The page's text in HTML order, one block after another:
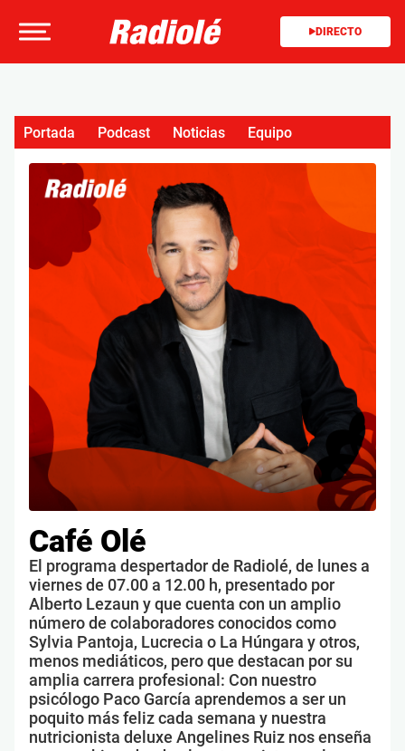
DIRECTO
Café Olé
El programa despertador de Radiolé, de lunes a
viernes de 07.00 a 12.00 h, presentado por
Alberto Lezaun y que cuenta con un amplio
número de colaboradores conocidos como
Sylvia Pantoja, Lucrecia o La Húngara y otros,
menos mediáticos, pero que destacan por su
amplia carrera profesional: Con nuestro
psicólogo Paco García aprendemos a ser un
poquito más feliz cada semana y nuestra
nutricionista deluxe Angelines Ruiz nos enseña
Portada Podcast Noticias Equipo